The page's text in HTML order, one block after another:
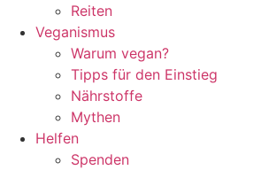
Reiten
Veganismus
Warum vegan?
Tipps für den Einstieg
Nährstoffe
Mythen
Helfen
Spenden